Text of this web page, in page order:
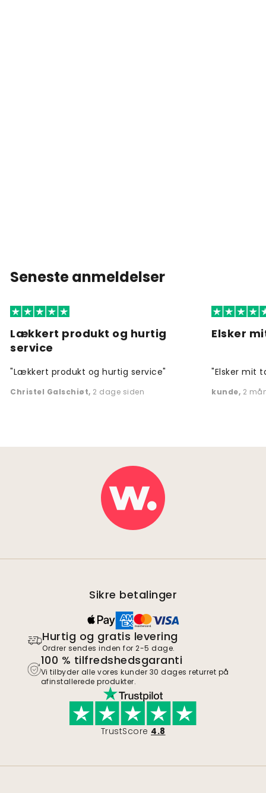
Seneste anmeldelser
Lækkert produkt og hurtig
service
"Lækkert produkt og hurtig service"
Christel Galschiøt, 2 dage siden
Elsker
"Elsker mit
kunde, 2
Sikre betalinger
Hurtig og gratis levering
Ordrer sendes inden for 2-5 dage.
100 % tilfredshedsgaranti
Vi tilbyder alle vores kunder 30 dages returret på
afinstallerede produkter.
TrustScore 4.8